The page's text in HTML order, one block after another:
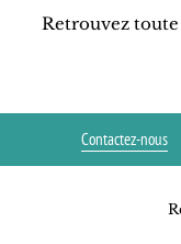
Retrouvez toute
Contactez-nous